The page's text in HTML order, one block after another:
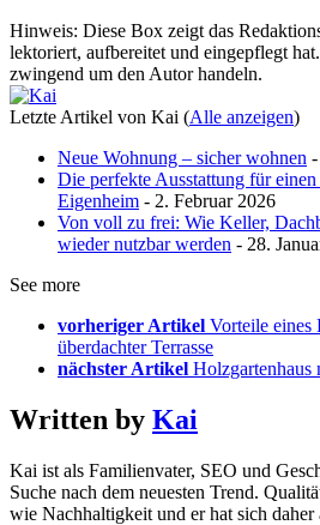
Hinweis: Diese Box zeigt das
lektoriert, aufbereitet und eingepflegt
zwingend um den Autor handeln.
Letzte Artikel von Kai (Alle anzeigen)
Neue Wohnung – sicher wohnen
Die perfekte Ausstattung für
Eigenheim - 2. Februar 2026
Von voll zu frei: Wie Keller,
wieder nutzbar werden - 28.
See more
vorheriger Artikel Vorteile eines
überdachter Terrasse
nächster Artikel Holzgartenhaus
Written by Kai
Kai ist als Familienvater, SEO und
Suche nach dem neuesten Trend.
wie Nachhaltigkeit und er hat sich daher